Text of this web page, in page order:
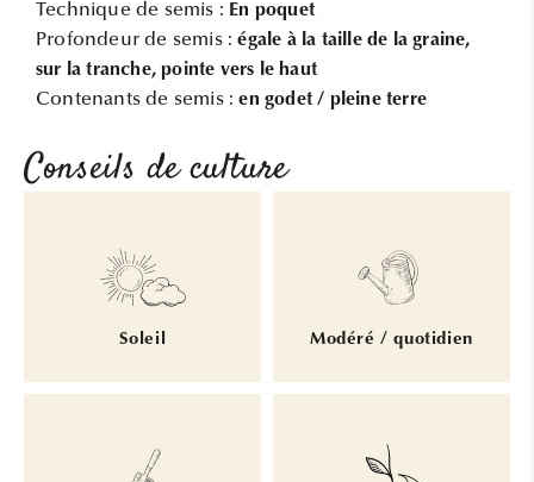
Technique de semis : En poquet
Profondeur de semis :égale à la taille de la graine,
sur la tranche, pointe vers le haut
Contenants de semis :en godet / pleine terre
Conseils de culture
Soleil Modéré / quotidien